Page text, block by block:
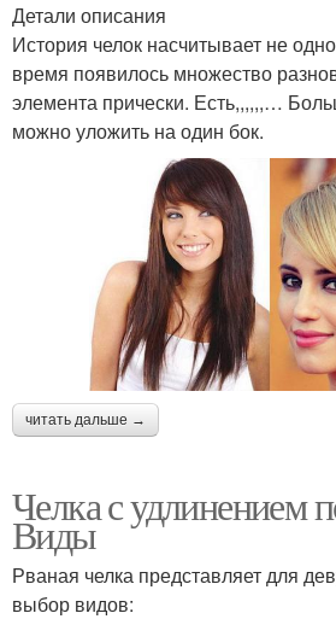
Детали описания
История челок насчитывает не
время появилось множество
элемента прически. Есть,,,,,,…
можно уложить на один бок.
читать дальше →
Челка с удлинением
Виды
Рваная челка представляет для
выбор видов: